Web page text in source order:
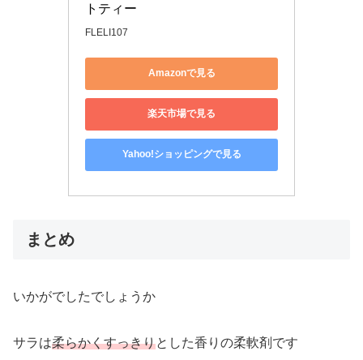
トティー
FLELI107
Amazonで見る
楽天市場で見る
Yahoo!ショッピングで見る
まとめ
いかがでしたでしょうか
サラは柔らかくすっきりとした香りの柔軟剤です